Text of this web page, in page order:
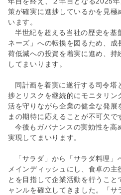
策が確実に進捗しているかを見極
います。
半世紀を超える当社の歴史を基
ネーズ」への転換を図るため、成
荷低減への投資を着実に進め、
してまいります。
同計画を着実に遂行する司令塔
捗とリスクを継続的にモニタリン
活を守りながら企業の健全な発展
まの期待に応えることが不可欠で
今後もガバナンスの実効性を高
実現してまいります。
「サラダ」から「サラダ料理
メインディッシュにし、食卓の主
とを目指して企業活動を行うこ
ャンルを確立してきました。「サ